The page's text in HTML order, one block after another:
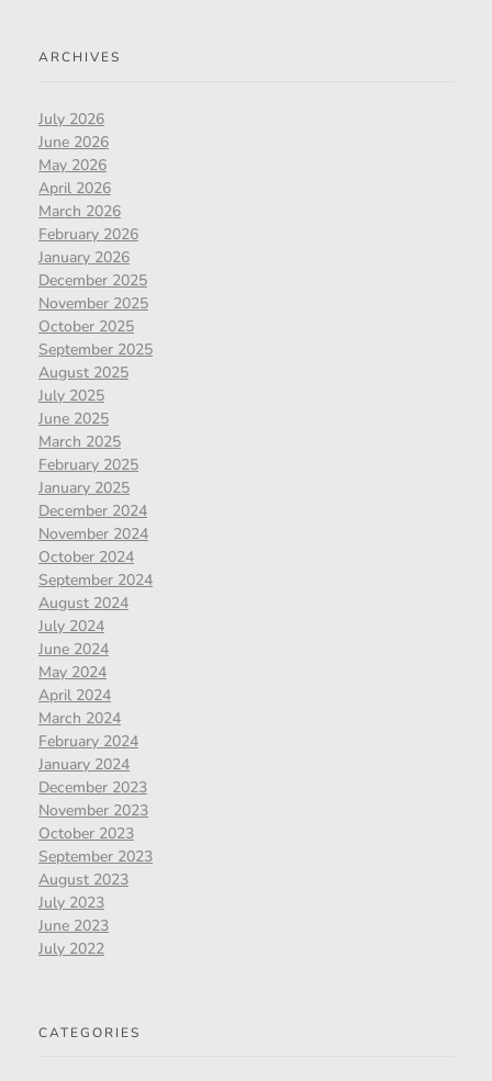
ARCHIVES
July 2026
June 2026
May 2026
April 2026
March 2026
February 2026
January 2026
December 2025
November 2025
October 2025
September 2025
August 2025
July 2025
June 2025
March 2025
February 2025
January 2025
December 2024
November 2024
October 2024
September 2024
August 2024
July 2024
June 2024
May 2024
April 2024
March 2024
February 2024
January 2024
December 2023
November 2023
October 2023
September 2023
August 2023
July 2023
June 2023
July 2022
CATEGORIES